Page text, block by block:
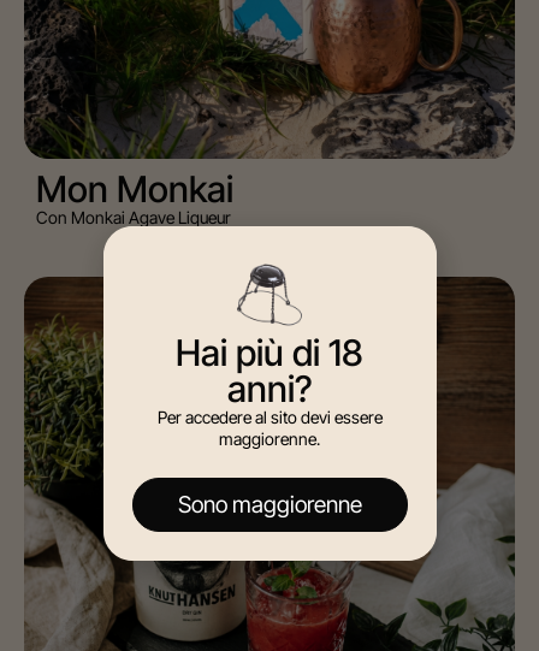
Mon Monkai
Con Monkai Agave Liqueur
GIN
Hai più di 18
anni?
Per accedere al sito devi essere
maggiorenne.
Sono maggiorenne